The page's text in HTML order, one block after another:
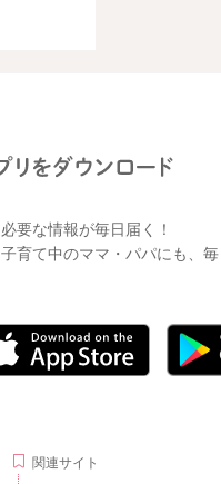
要な情報が毎日届く！
育て中のママ・パパにも、
関連サイト